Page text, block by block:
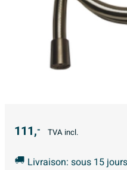
111,- TVA incl.
Livraison: sous 15 jours